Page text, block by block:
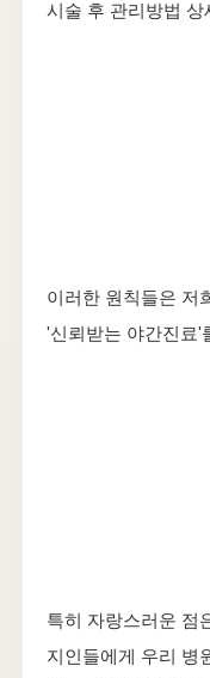
시술 후 관리방법 상
이러한 원칙들은 저
'신뢰받는 야간진료'
특히 자랑스러운 점
지인들에게 우리 병